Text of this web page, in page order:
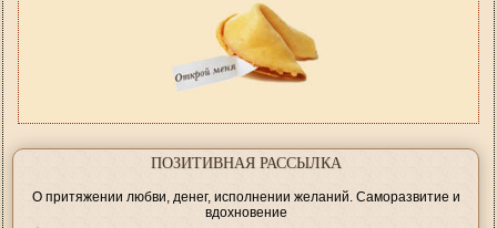
ПОЗИТИВНАЯ РАССЫЛКА
О притяжении любви, денег, исполнении желаний. Саморазвитие и
вдохновение